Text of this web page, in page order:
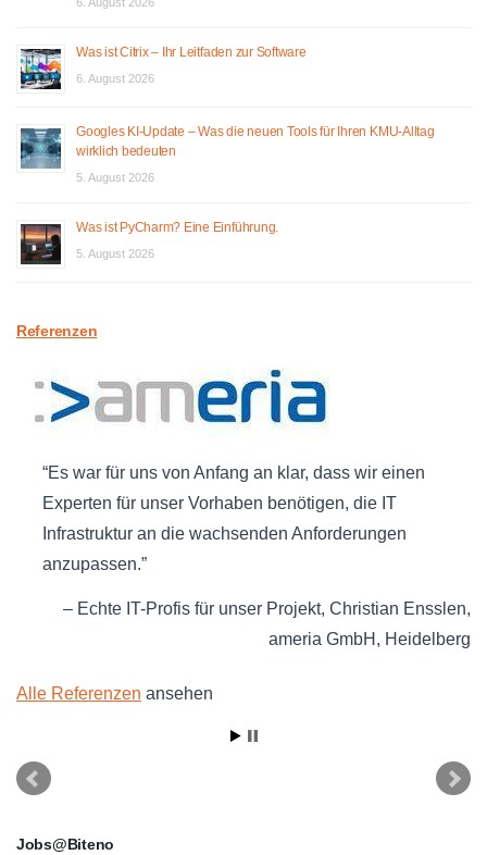
Was ist Citrix – Ihr Leitfaden zur Software
6. August 2026
Googles KI-Update – Was die neuen Tools für Ihren KMU-Alltag
wirklich bedeuten
5. August 2026
Was ist PyCharm? Eine Einführung.
5. August 2026
Referenzen
Es war für uns von Anfang an klar, dass wir einen
Experten für unser Vorhaben benötigen, die IT
Infrastruktur an die wachsenden Anforderungen
anzupassen.
Echte IT-Profis für unser Projekt Christian Ensslen
ameria GmbH
Heidelberg
Alle Referenzen ansehen
Jobs@Biteno